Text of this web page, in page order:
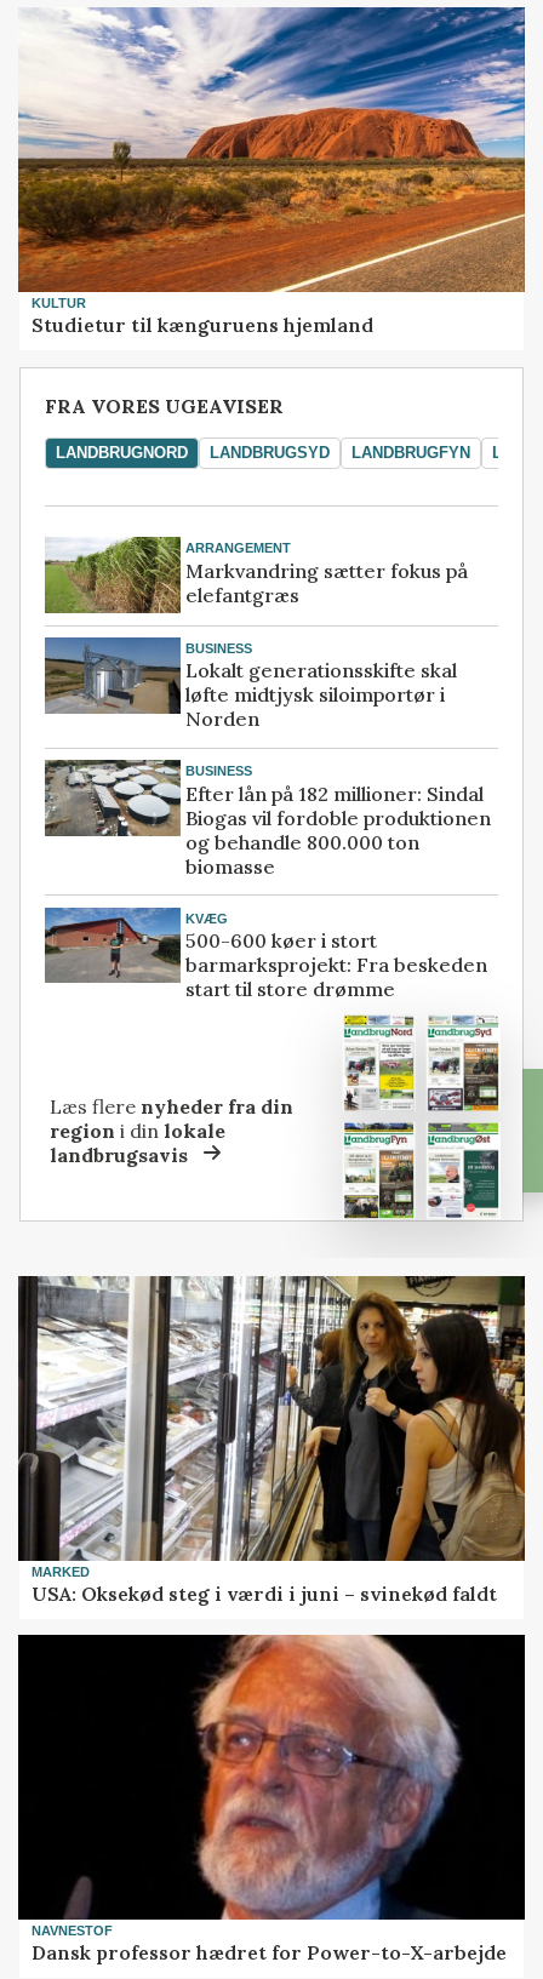
KULTUR
Studietur til kænguruens hjemland
FRA VORES UGEAVISER
LANDBRUGNORD LANDBRUGSYD LANDBRUGFYN
ARRANGEMENT
Markvandring sætter fokus på
elefantgræs
BUSINESS
Lokalt generationsskifte skal
løfte midtjysk siloimportør i
Norden
BUSINESS
Efter lån på 182 millioner: Sindal
Biogas vil fordoble produktionen
og behandle 800.000 ton
biomasse
KVÆG
500-600 køer i stort
barmarksprojekt: Fra beskeden
start til store drømme
Læs flere nyheder fra din
region i dinlokale
landbrugsavis
MARKED
USA: Oksekød steg i værdi i juni – svinekød faldt
NAVNESTOF
Dansk professor hædret for Power-to-X-arbejde